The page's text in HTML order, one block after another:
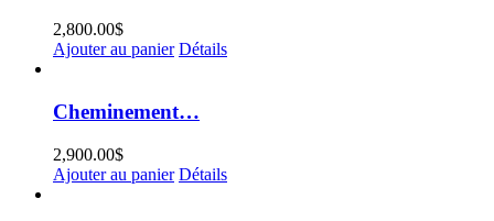
2,800.00$
Ajouter au panier Détails
Cheminement…
2,900.00$
Ajouter au panier Détails